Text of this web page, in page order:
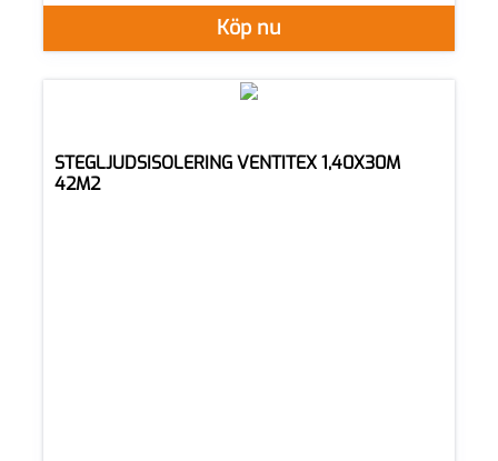
Köp nu
STEGLJUDSISOLERING VENTITEX 1,40X30M
42M2